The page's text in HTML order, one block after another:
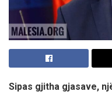
Sipas gjitha gjasave,